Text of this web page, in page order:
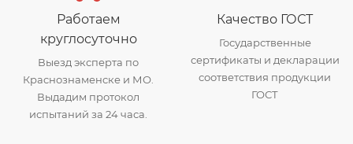
Работаем
круглосуточно
Выезд эксперта по
Краснознаменске и МО.
Выдадим протокол
испытаний за 24 часа.
Качество ГОСТ
Государственные
сертификаты и декларации
соответствия продукции
ГОСТ